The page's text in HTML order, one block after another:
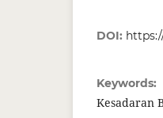
DOI:
Keywords:
Kesadaran